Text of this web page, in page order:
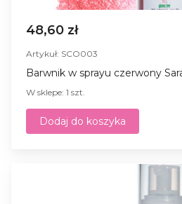
48,60 zł
Artykuł: SCO003
Barwnik w sprayu czerwony
W sklepe: 1 szt.
Dodaj do koszyka